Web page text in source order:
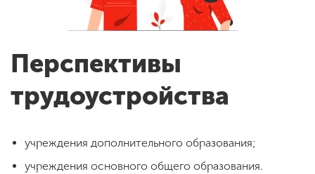
Перспективы
трудоустройства
учреждения дополнительного образования;
учреждения основного общего образования.